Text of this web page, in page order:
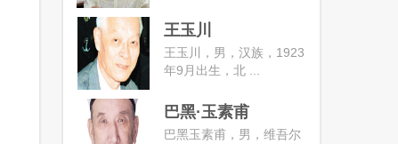
王玉川
王玉川，男，汉族，1923
年9月出生，北 ...
巴黑·玉素甫
巴黑玉素甫，男，维吾尔